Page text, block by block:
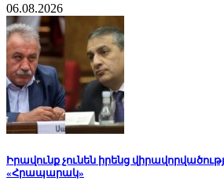
06.08.2026
Իրավունք չունեն իրենց
«Հրապարակ»